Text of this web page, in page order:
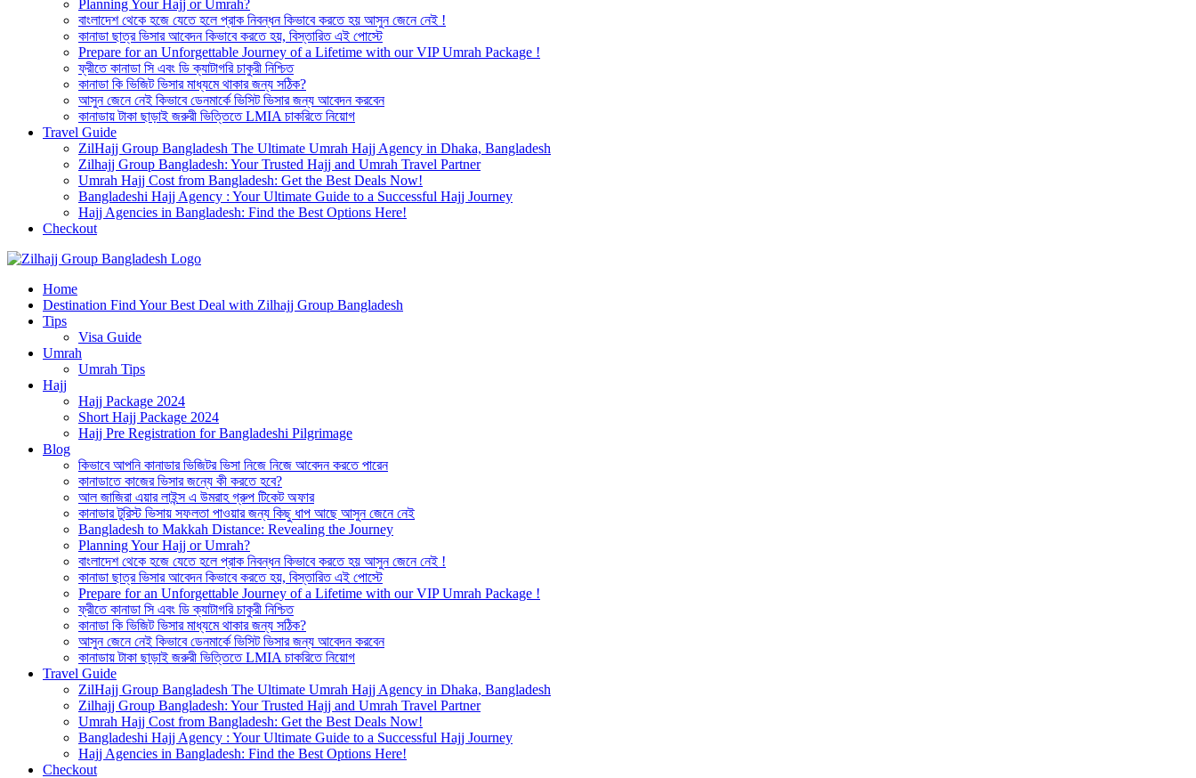
Planning Your Hajj or Umrah?
বাংলাদেশ থেকে হজে যেতে হলে প্রাক নিবন্ধন কিভাবে করতে হয় আসুন জেনে নেই !
কানাডা ছাত্র ভিসার আবেদন কিভাবে করতে হয়, বিস্তারিত এই পোস্টে
Prepare for an Unforgettable Journey of a Lifetime with our VIP Umrah Package !
ফ্রীতে কানাডা সি এবং ডি ক্যাটাগরি চাকুরী নিশ্চিত
কানাডা কি ভিজিট ভিসার মাধ্যমে থাকার জন্য সঠিক?
আসুন জেনে নেই কিভাবে ডেনমার্কে ভিসিট ভিসার জন্য আবেদন করবেন
কানাডায় টাকা ছাড়াই জরুরী ভিত্তিতে LMIA চাকরিতে নিয়োগ
Travel Guide
ZilHajj Group Bangladesh The Ultimate Umrah Hajj Agency in Dhaka, Bangladesh
Zilhajj Group Bangladesh: Your Trusted Hajj and Umrah Travel Partner
Umrah Hajj Cost from Bangladesh: Get the Best Deals Now!
Bangladeshi Hajj Agency : Your Ultimate Guide to a Successful Hajj Journey
Hajj Agencies in Bangladesh: Find the Best Options Here!
Checkout
জিলহজ্জ গ্রুপ বাংলাদেশ
Best Hajj Umrah Travel Tour Agent in Bangladesh
Home
Destination Find Your Best Deal with Zilhajj Group Bangladesh
Tips
Visa Guide
Umrah
Umrah Tips
Hajj
Hajj Package 2024
Short Hajj Package 2024
Hajj Pre Registration for Bangladeshi Pilgrimage
Blog
কিভাবে আপনি কানাডার ভিজিটর ভিসা নিজে নিজে আবেদন করতে পারেন
কানাডাতে কাজের ভিসার জন্যে কী করতে হবে?
আল জাজিরা এয়ার লাইন্স এ উমরাহ গ্রুপ টিকেট অফার
কানাডার টুরিস্ট ভিসায় সফলতা পাওয়ার জন্য কিছু ধাপ আছে আসুন জেনে নেই
Bangladesh to Makkah Distance: Revealing the Journey
Planning Your Hajj or Umrah?
বাংলাদেশ থেকে হজে যেতে হলে প্রাক নিবন্ধন কিভাবে করতে হয় আসুন জেনে নেই !
কানাডা ছাত্র ভিসার আবেদন কিভাবে করতে হয়, বিস্তারিত এই পোস্টে
Prepare for an Unforgettable Journey of a Lifetime with our VIP Umrah Package !
ফ্রীতে কানাডা সি এবং ডি ক্যাটাগরি চাকুরী নিশ্চিত
কানাডা কি ভিজিট ভিসার মাধ্যমে থাকার জন্য সঠিক?
আসুন জেনে নেই কিভাবে ডেনমার্কে ভিসিট ভিসার জন্য আবেদন করবেন
কানাডায় টাকা ছাড়াই জরুরী ভিত্তিতে LMIA চাকরিতে নিয়োগ
Travel Guide
ZilHajj Group Bangladesh The Ultimate Umrah Hajj Agency in Dhaka, Bangladesh
Zilhajj Group Bangladesh: Your Trusted Hajj and Umrah Travel Partner
Umrah Hajj Cost from Bangladesh: Get the Best Deals Now!
Bangladeshi Hajj Agency : Your Ultimate Guide to a Successful Hajj Journey
Hajj Agencies in Bangladesh: Find the Best Options Here!
Checkout